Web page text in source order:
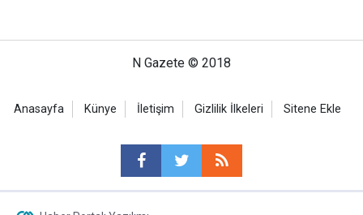
N Gazete © 2018
Anasayfa Künye İletişim Gizlilik İlkeleri Sitene Ekle